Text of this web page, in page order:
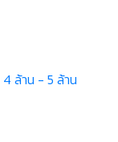
4 ล้าน - 5 ล้าน